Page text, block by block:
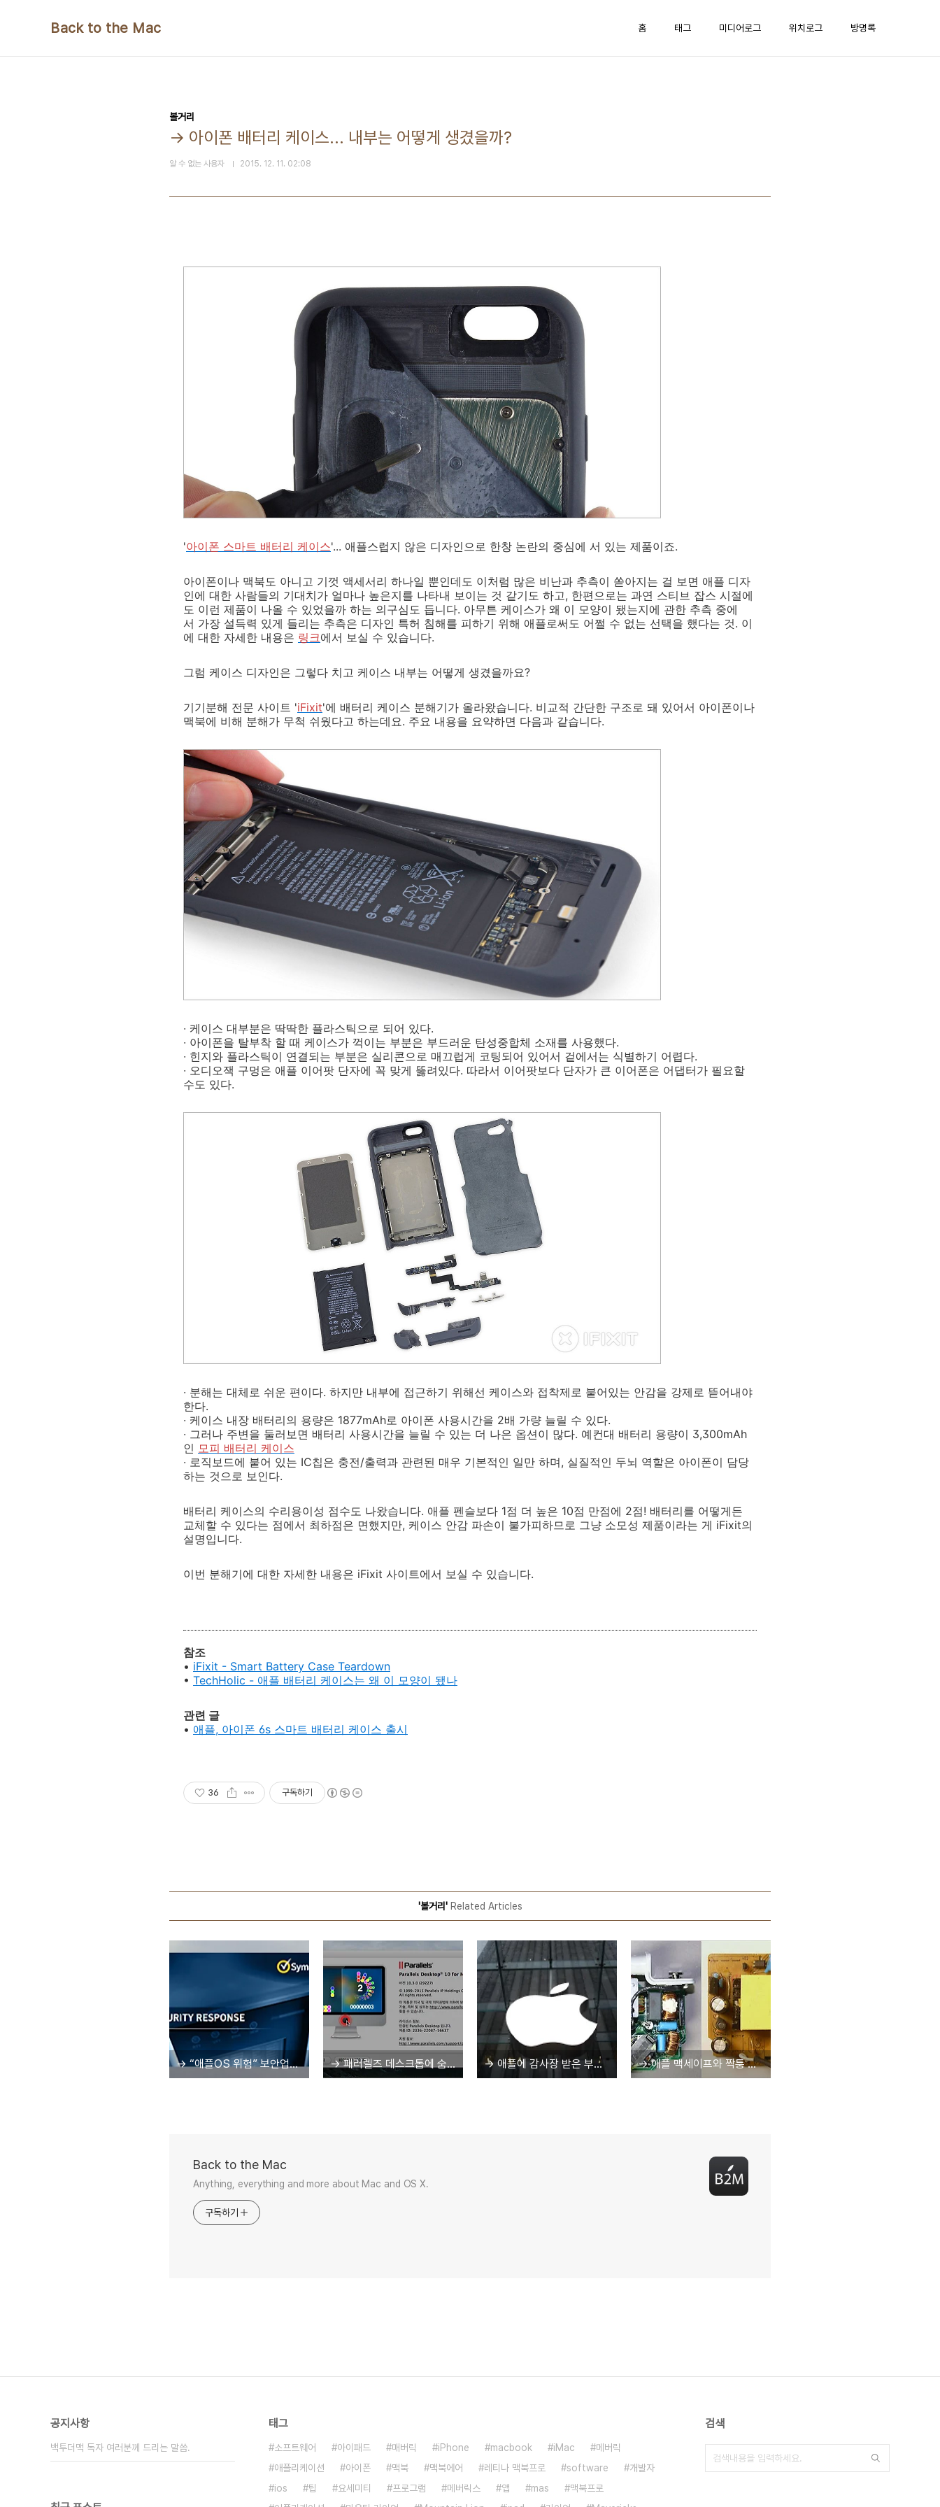
Back to the Mac 홈 태그 미디어로그 위치로그 방명록
볼거리
→ 아이폰 배터리 케이스... 내부는 어떻게 생겼을까?
알 수 없는 사용자 2015. 12. 11. 02:08
'아이폰 스마트 배터리 케이스'... 애플스럽지 않은 디자인으로 한창 논란의 중심에 서 있는 제품이죠.
아이폰이나 맥북도 아니고 기껏 액세서리 하나일 뿐인데도 이처럼 많은 비난과 추측이 쏟아지는 걸 보면 애플 디자
인에 대한 사람들의 기대치가 얼마나 높은지를 나타내 보이는 것 같기도 하고, 한편으로는 과연 스티브 잡스 시절에
도 이런 제품이 나올 수 있었을까 하는 의구심도 듭니다. 아무튼 케이스가 왜 이 모양이 됐는지에 관한 추측 중에
서 가장 설득력 있게 들리는 추측은 디자인 특허 침해를 피하기 위해 애플로써도 어쩔 수 없는 선택을 했다는 것. 이
에 대한 자세한 내용은 링크에서 보실 수 있습니다.
그럼 케이스 디자인은 그렇다 치고 케이스 내부는 어떻게 생겼을까요?
기기분해 전문 사이트 'iFixit'에 배터리 케이스 분해기가 올라왔습니다. 비교적 간단한 구조로 돼 있어서 아이폰이나
맥북에 비해 분해가 무척 쉬웠다고 하는데요. 주요 내용을 요약하면 다음과 같습니다.
∙ 케이스 대부분은 딱딱한 플라스틱으로 되어 있다.
∙ 아이폰을 탈부착 할 때 케이스가 꺽이는 부분은 부드러운 탄성중합체 소재를 사용했다.
∙ 힌지와 플라스틱이 연결되는 부분은 실리콘으로 매끄럽게 코팅되어 있어서 겉에서는 식별하기 어렵다.
∙ 오디오잭 구멍은 애플 이어팟 단자에 꼭 맞게 뚫려있다. 따라서 이어팟보다 단자가 큰 이어폰은 어댑터가 필요할
수도 있다.
∙ 분해는 대체로 쉬운 편이다. 하지만 내부에 접근하기 위해선 케이스와 접착제로 붙어있는 안감을 강제로 뜯어내야
한다.
∙ 케이스 내장 배터리의 용량은 1877mAh로 아이폰 사용시간을 2배 가량 늘릴 수 있다.
∙ 그러나 주변을 둘러보면 배터리 사용시간을 늘릴 수 있는 더 나은 옵션이 많다. 예컨대 배터리 용량이 3,300mAh
인 모피 배터리 케이스
∙ 로직보드에 붙어 있는 IC칩은 충전/출력과 관련된 매우 기본적인 일만 하며, 실질적인 두뇌 역할은 아이폰이 담당
하는 것으로 보인다.
배터리 케이스의 수리용이성 점수도 나왔습니다. 애플 펜슬보다 1점 더 높은 10점 만점에 2점! 배터리를 어떻게든
교체할 수 있다는 점에서 최하점은 면했지만, 케이스 안감 파손이 불가피하므로 그냥 소모성 제품이라는 게 iFixit의
설명입니다.
이번 분해기에 대한 자세한 내용은 iFixit 사이트에서 보실 수 있습니다.
참조
• iFixit - Smart Battery Case Teardown
• TechHolic - 애플 배터리 케이스는 왜 이 모양이 됐나
관련 글
• 애플, 아이폰 6s 스마트 배터리 케이스 출시
36 구독하기
'볼거리'Related Articles
→ “애플OS 위험” 보안업체 보고서 잇따르는 이유는? → 패러렐즈 데스크톱에 숨겨진 '이스터 에그' → 애플에 감사장 받은 부산 경찰서? → 애플 맥세이프와 짝퉁 충전기 비교 분해기
Back to the Mac
Anything, everything and more about Mac and OS X.
구독하기
공지사항
백투더맥 독자 여러분께 드리는 말씀.
태그
소프트웨어 아이패드 매버릭 iPhone macbook iMac
메버릭
애플리케이션
아이폰 맥북 맥북에어 레티나 맥북프로 software
개발자
ios
팁 요세미티 프로그램 메버릭스 앱 mas
맥북프로
검색